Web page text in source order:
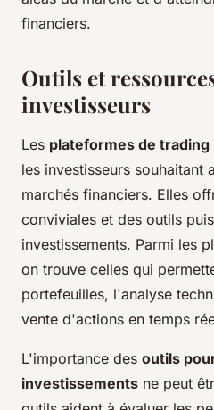
financiers.
Outils et
investisseurs
Les plateformes de trading
les investisseurs souhaitant
marchés financiers. Elles
conviviales et des outils
investissements. Parmi les
on trouve celles qui
portefeuilles, l'analyse
vente d'actions en temps
L'importance des outils
investissements ne peut